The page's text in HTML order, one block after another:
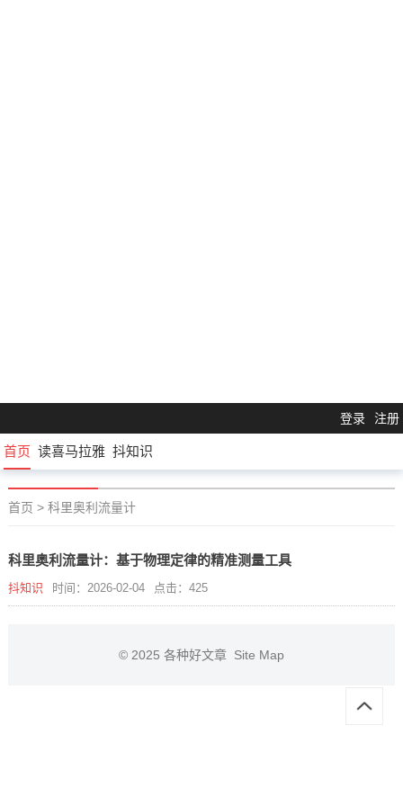
登录 注册
首页 读喜马拉雅 抖知识
首页 > 科里奥利流量计
科里奥利流量计：基于物理定律的精准测量工具
抖知识 时间：2026-02-04 点击：425
© 2025 各种好文章 Site Map